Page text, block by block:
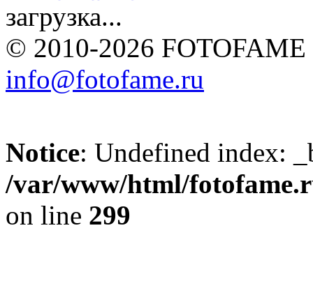
загрузка...
© 2010-2026 FOTOFAME
info@fotofame.ru
Notice: Undefined index:
/var/www/html/
on line 299